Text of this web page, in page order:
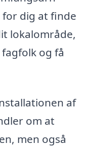
dig at finde
lokalområde,
og få
af
om at
men også